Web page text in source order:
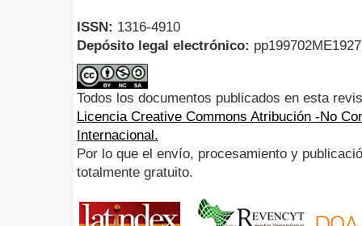
ISSN: 1316-4910
Depósito legal electrónico:
Todos los documentos publicados en esta
Licencia Creative Commons Atribución -No
Internacional.
Por lo que el envío, procesamiento y
totalmente gratuito.